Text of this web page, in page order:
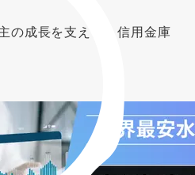
の成長を支える！信用金庫